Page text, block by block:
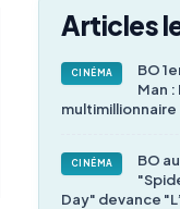
Articles
CINÉMA
BO
Man :
multimillionnaire
CINÉMA
BO
Day" devance